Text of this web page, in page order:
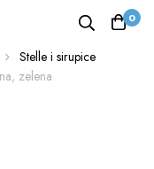
0
Stelle i sirupice
zelena